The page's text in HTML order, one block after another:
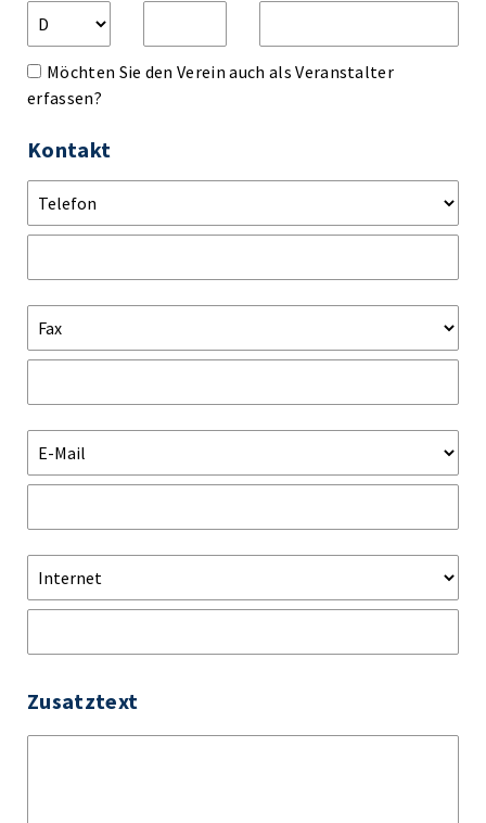
Möchten Sie den Verein auch als Veranstalter
erfassen?
Kontakt
Zusatztext